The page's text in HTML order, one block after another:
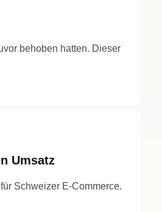
behoben hatten. Dieser
Umsatz
Schweizer E-Commerce.